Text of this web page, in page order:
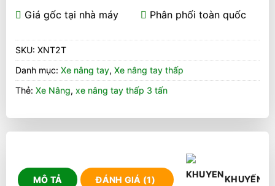
Giá gốc tại nhà máy
Phân phối toàn quốc
SKU: XNT2T
Danh mục: Xe nâng tay, Xe nâng tay thấp
Thẻ: Xe Nâng, xe nâng tay thấp 3 tấn
MÔ TẢ ĐÁNH GIÁ (1) KHUYẾN